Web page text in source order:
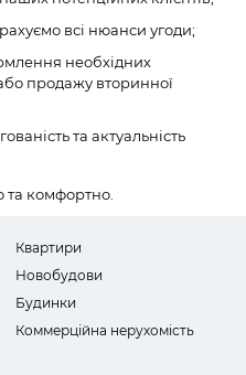
всі нюанси угоди;
необхідних
продажу вторинної
та актуальність
та комфортно.
Квартири
Новобудови
Будинки
Коммерційна нерухомість